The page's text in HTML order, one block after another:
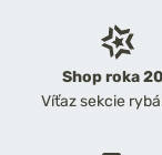
Shop roka
Víťaz sekcie